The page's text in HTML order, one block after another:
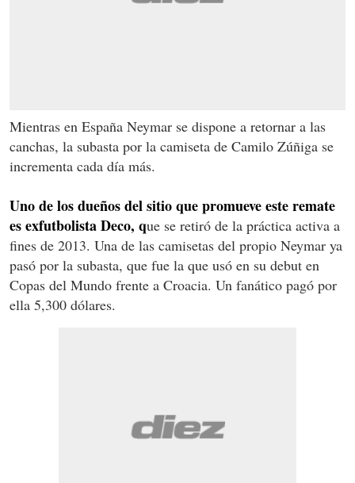
Mientras en España Neymar se dispone a retornar a las
canchas, la subasta por la camiseta de Camilo Zúñiga se
incrementa cada día más.
Uno de los dueños del sitio que promueve este remate
es exfutbolista Deco, que se retiró de la práctica activa a
fines de 2013. Una de las camisetas del propio Neymar ya
pasó por la subasta, que fue la que usó en su debut en
Copas del Mundo frente a Croacia. Un fanático pagó por
ella 5,300 dólares.